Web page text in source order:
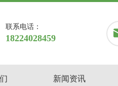
联系电话：
18224028459
新闻资讯